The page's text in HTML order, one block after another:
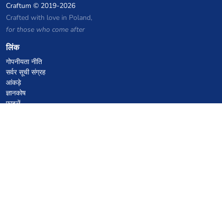
Craftum © 2019-2026
Crafted with love in Poland,
for those who come after
लिंक
गोपनीयता नीति
सर्वर सूची संग्रह
आंकड़े
ज्ञानकोष
फाइलें